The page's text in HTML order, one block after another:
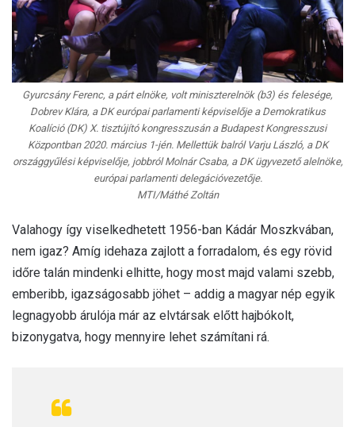
Gyurcsány Ferenc, a párt elnöke, volt miniszterelnök (b3) és felesége,
Dobrev Klára, a DK európai parlamenti képviselője a Demokratikus
Koalíció (DK) X. tisztújító kongresszusán a Budapest Kongresszusi
Központban 2020. március 1-jén. Mellettük balról Varju László, a DK
országgyűlési képviselője, jobbról Molnár Csaba, a DK ügyvezető alelnöke,
európai parlamenti delegációvezetője.
MTI/Máthé Zoltán
Valahogy így viselkedhetett 1956-ban Kádár Moszkvában,
nem igaz? Amíg idehaza zajlott a forradalom, és egy rövid
időre talán mindenki elhitte, hogy most majd valami szebb,
emberibb, igazságosabb jöhet – addig a magyar nép egyik
legnagyobb árulója már az elvtársak előtt hajbókolt,
bizonygatva, hogy mennyire lehet számítani rá.